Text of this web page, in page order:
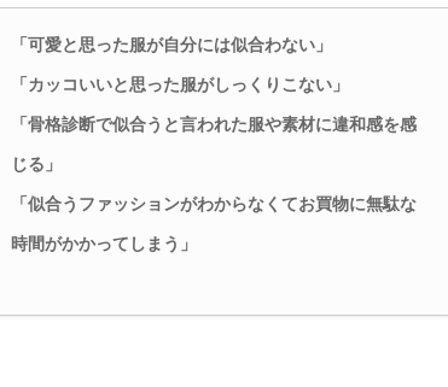
「可愛と思った服が自分には似合わない」
「カッコいいと思った服がしっくりこない」
「骨格診断で似合うと言われた服や素材に違和感を感
じる」
「似合うファッションがわからなくてお買物に無駄な
時間がかかってしまう」